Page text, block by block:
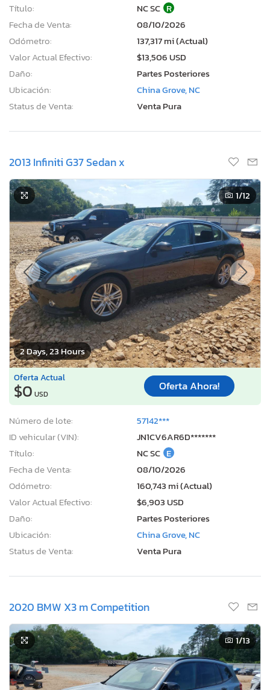
Título:
NC SC R
Fecha de Venta:
08/10/2026
Odómetro:
137,317 mi (Actual)
Valor Actual Efectivo:
$13,506 USD
Daño:
Partes Posteriores
Ubicación:
China Grove, NC
Status de Venta:
Venta Pura
2013 Infiniti G37 Sedan x
2 Days, 23 Hours
1/12
Oferta Actual
$0 USD
Oferta Ahora!
Número de lote:
57142***
ID vehicular (VIN):
JN1CV6AR6D*******
Título:
NC SC E
Fecha de Venta:
08/10/2026
Odómetro:
160,743 mi (Actual)
Valor Actual Efectivo:
$6,903 USD
Daño:
Partes Posteriores
Ubicación:
China Grove, NC
Status de Venta:
Venta Pura
2020 BMW X3 m Competition
1/13